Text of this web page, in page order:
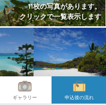
11枚の写真があります。
クリックで一覧表示します
ギャラリー 申込後の流れ